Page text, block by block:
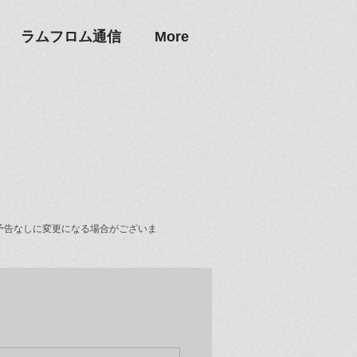
ラムフロム通信 More
なしに変更になる場合がございま